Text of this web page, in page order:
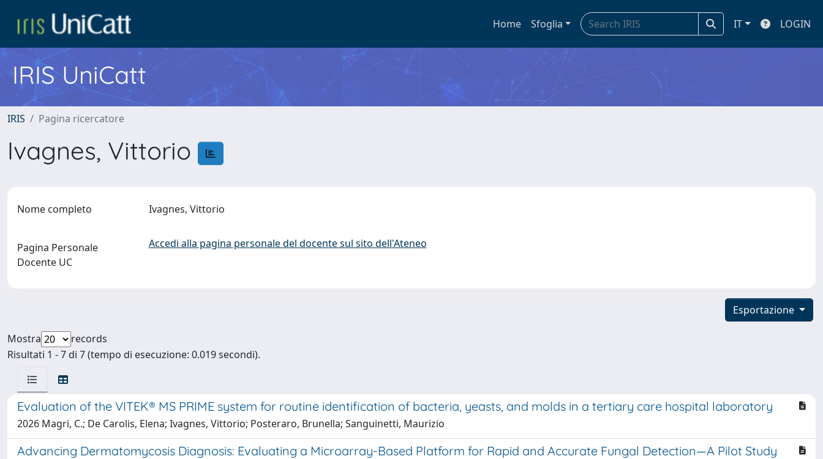
Home Sfoglia IT LOGIN
IRIS UniCatt
IRIS Pagina ricercatore
Ivagnes, Vittorio
Nome completo Ivagnes, Vittorio
Pagina Personale
Docente UC
Accedi alla pagina personale del docente sul sito dell'Ateneo
Esportazione
Mostra
records
Risultati 1 - 7 di 7 (tempo di esecuzione: 0.019 secondi).
Evaluation of the VITEK® MS PRIME system for routine identification of bacteria, yeasts, and molds in a tertiary care hospital laboratory
2026 Magri, C.; De Carolis, Elena; Ivagnes, Vittorio; Posteraro, Brunella; Sanguinetti, Maurizio
Advancing Dermatomycosis Diagnosis: Evaluating a Microarray-Based Platform for Rapid and Accurate Fungal Detection—A Pilot Study